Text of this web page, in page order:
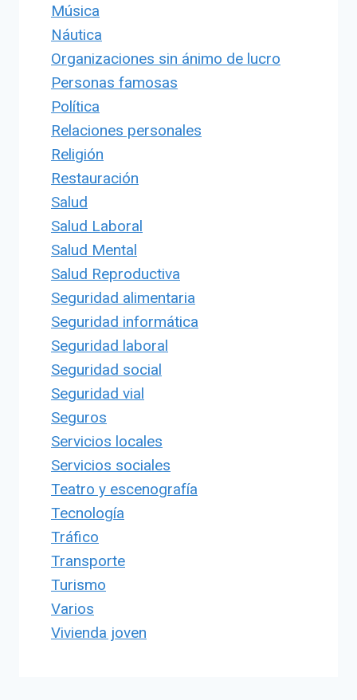
Música
Náutica
Organizaciones sin ánimo de lucro
Personas famosas
Política
Relaciones personales
Religión
Restauración
Salud
Salud Laboral
Salud Mental
Salud Reproductiva
Seguridad alimentaria
Seguridad informática
Seguridad laboral
Seguridad social
Seguridad vial
Seguros
Servicios locales
Servicios sociales
Teatro y escenografía
Tecnología
Tráfico
Transporte
Turismo
Varios
Vivienda joven